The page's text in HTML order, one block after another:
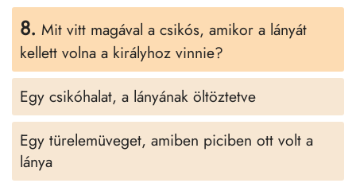
8. Mit vitt magával a csikós, amikor a lányát
kellett volna a királyhoz vinnie?
Egy csikóhalat, a lányának öltöztetve
Egy türelemüveget, amiben piciben ott volt a
lánya